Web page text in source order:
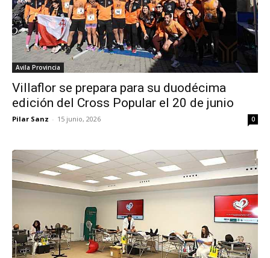
Avila Provincia
Villaflor se prepara para su duodécima
edición del Cross Popular el 20 de junio
Pilar Sanz - 15 junio, 2026 0